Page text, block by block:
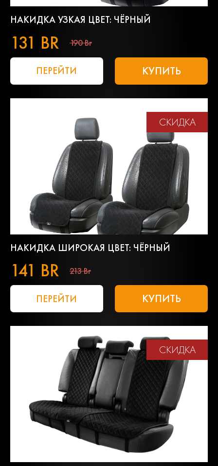
НАКИДКА УЗКАЯ ЦВЕТ: ЧЁРНЫЙ
131 BR 190 Br
ПЕРЕЙТИ КУПИТЬ
СКИДКА
НАКИДКА ШИРОКАЯ ЦВЕТ: ЧЁРНЫЙ
141 BR 213 Br
ПЕРЕЙТИ КУПИТЬ
СКИДКА